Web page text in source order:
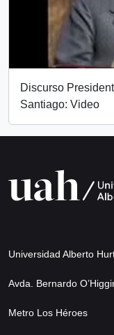
Discurso
Santiago: Video
Universidad Alberto
Avda. Bernardo
Metro Los Héroes